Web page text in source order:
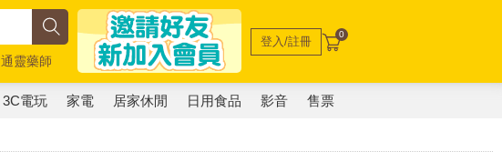
通靈藥師
登入/註冊 0
3C電玩 家電 居家休閒 日用食品 影音 售票